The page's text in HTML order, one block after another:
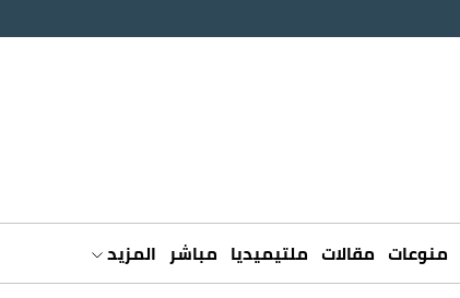
منوعات مقالات ملتيميديا مباشر المزيد